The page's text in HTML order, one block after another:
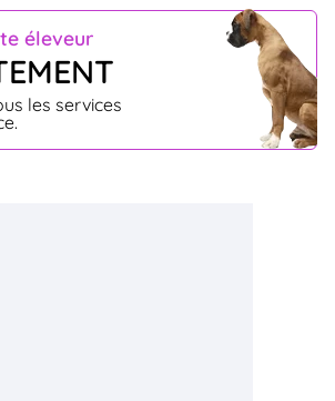
éleveur
les services